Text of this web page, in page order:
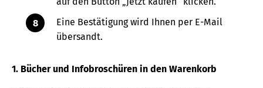
Eine Bestätigung wird Ihnen per E-Mail
übersandt.
1. Bücher und Infobroschüren in den Warenkorb